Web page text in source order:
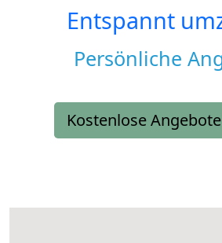
Entspannt
Persönliche
Kostenlose